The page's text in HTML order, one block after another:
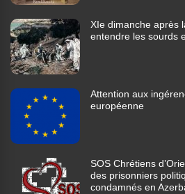
XIe dimanche après
entendre les sourds
Attention aux
européenne
SOS Chrétiens
des prisonniers
condamnés en